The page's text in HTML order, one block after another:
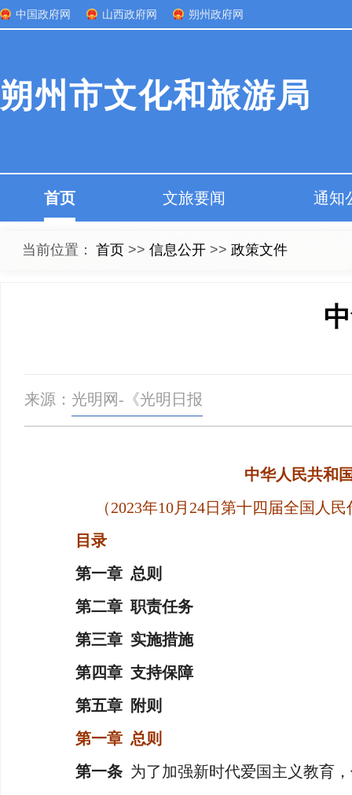
中国政府网 山西政府网 朔州政府网
朔州市文化和旅游局
首页 文旅要闻 通知
当前位置： 首页 >> 信息公开 >> 政策文件
来源： 光明网-《光明日报
中华人民共和
（2023年10月24日第十四届全国人
目录
第一章 总则
第二章 职责任务
第三章 实施措施
第四章 支持保障
第五章 附则
第一章 总则
第一条 为了加强新时代爱国主义教育